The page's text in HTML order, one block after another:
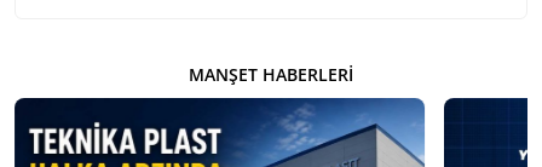
MANŞET HABERLERI